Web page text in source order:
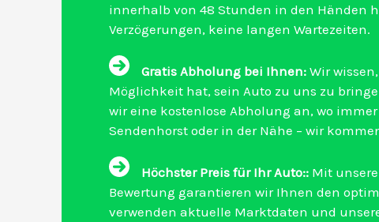
innerhalb von 48 Stunden in den Händen
Verzögerungen, keine langen Wartezeiten.
Gratis Abholung bei Ihnen: Wir
Möglichkeit hat, sein Auto zu uns zu
wir eine kostenlose Abholung an, wo
Sendenhorst oder in der Nähe – wir
Höchster Preis für Ihr Auto:: Mit
Bewertung garantieren wir Ihnen den
verwenden aktuelle Marktdaten und